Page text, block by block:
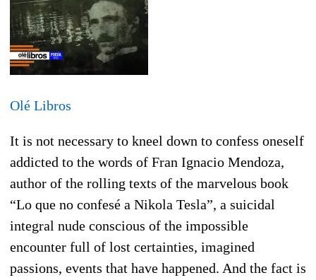
Olé Libros
It is not necessary to kneel down to confess oneself
addicted to the words of Fran Ignacio Mendoza,
author of the rolling texts of the marvelous book
“Lo que no confesé a Nikola Tesla”, a suicidal
integral nude conscious of the impossible
encounter full of lost certainties, imagined
passions, events that have happened. And the fact is